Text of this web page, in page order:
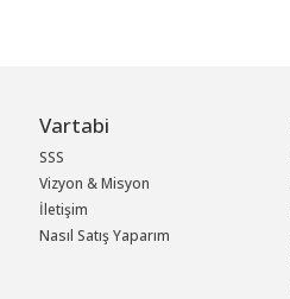
Vartabi
SSS
Vizyon & Misyon
İletişim
Nasıl Satış Yaparım